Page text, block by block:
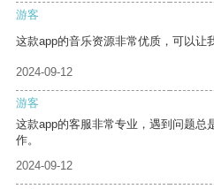
游客
这款app的音乐资源非常优质，可以让
2024-09-12
游客
这款app的客服非常专业，遇到问题总
作。
2024-09-12